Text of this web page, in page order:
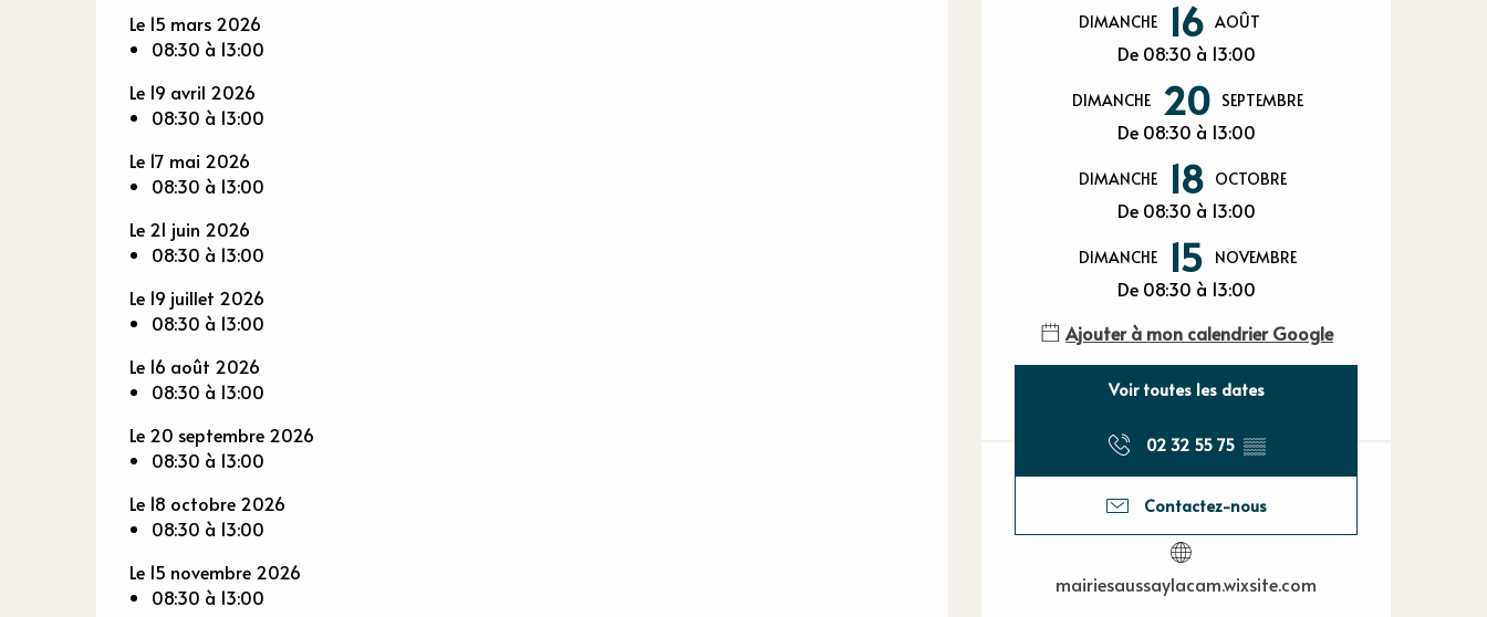
Ouverture
DIMANCHE 16 AOÛT
De 08:30 à 13:00
DIMANCHE 20 SEPTEMBRE
De 08:30 à 13:00
DIMANCHE 18 OCTOBRE
De 08:30 à 13:00
DIMANCHE 15 NOVEMBRE
De 08:30 à 13:00
Ajouter à mon calendrier Google
Voir toutes les dates
02 32 55 75 ▒▒
Contactez-nous
mairiesaussaylacam.wixsite.com
Le 15 mars 2026
08:30 à 13:00
Le 19 avril 2026
08:30 à 13:00
Le 17 mai 2026
08:30 à 13:00
Le 21 juin 2026
08:30 à 13:00
Le 19 juillet 2026
08:30 à 13:00
Le 16 août 2026
08:30 à 13:00
Le 20 septembre 2026
08:30 à 13:00
Le 18 octobre 2026
08:30 à 13:00
Le 15 novembre 2026
08:30 à 13:00